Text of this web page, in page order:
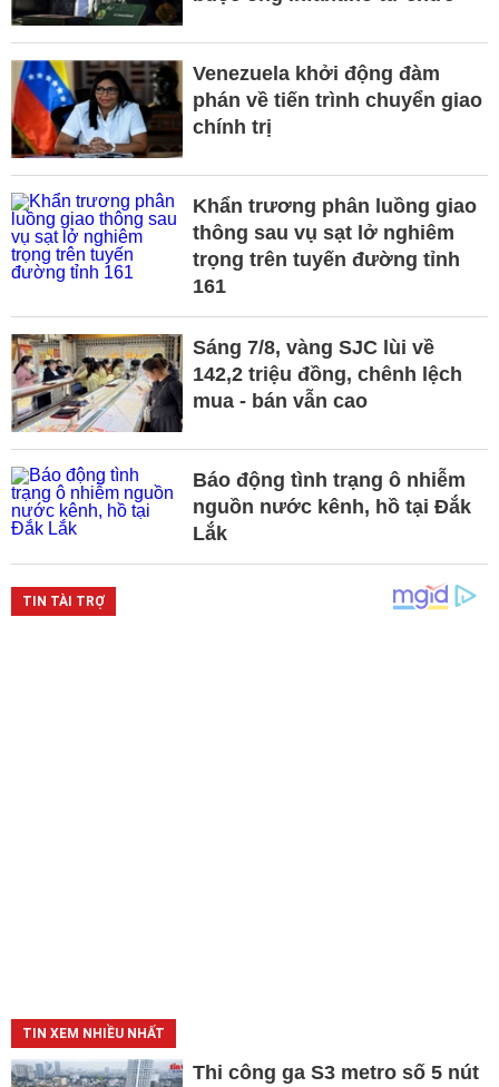
Venezuela khởi động đàm
phán về tiến trình chuyển giao
chính trị
Khẩn trương phân luồng giao
thông sau vụ sạt lở nghiêm
trọng trên tuyến đường tỉnh
161
Sáng 7/8, vàng SJC lùi về
142,2 triệu đồng, chênh lệch
mua - bán vẫn cao
Báo động tình trạng ô nhiễm
nguồn nước kênh, hồ tại Đắk
Lắk
TIN XEM NHIỀU NHẤT
Thi công ga S3 metro số 5 nút